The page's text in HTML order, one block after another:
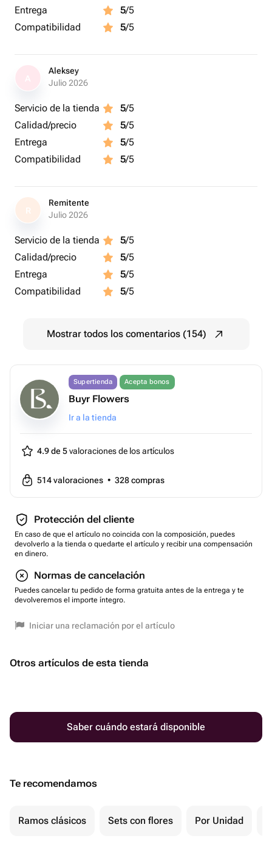
Entrega 5/5
Compatibilidad
5/5
Aleksey
Julio 2026
Servicio de la tienda 5/5
Calidad/precio
5/5
Entrega
5/5
Compatibilidad
5/5
R
Remitente
Julio 2026
Servicio de la tienda 5/5
Calidad/precio
5/5
Entrega
5/5
Compatibilidad
5/5
Mostrar todos los comentarios (154)
Supertienda Acepta bonos
Buyr Flowers
Ir a la tienda
4.9 de 5valoraciones de los artículos
514valoraciones • 328compras
Protección del cliente
En caso de que el artículo no coincida con la composición, puedes
devolverlo a la tienda o quedarte el artículo y recibir una compensación
en dinero.
Normas de cancelación
Puedes cancelar tu pedido de forma gratuita antes de la entrega y te
devolveremos el importe íntegro.
Iniciar una reclamación por el artículo
Otros artículos de esta tienda
Saber cuándo estará disponible
Te recomendamos
Ramos clásicos Sets con flores Por Unidad